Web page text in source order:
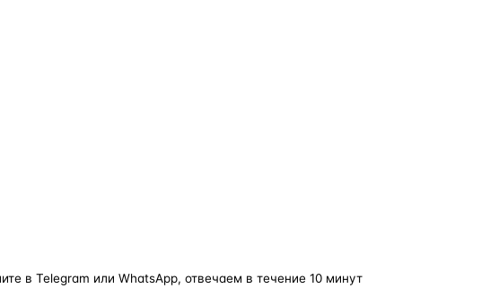
в Telegram или WhatsApp, отвечаем в течение 10 минут